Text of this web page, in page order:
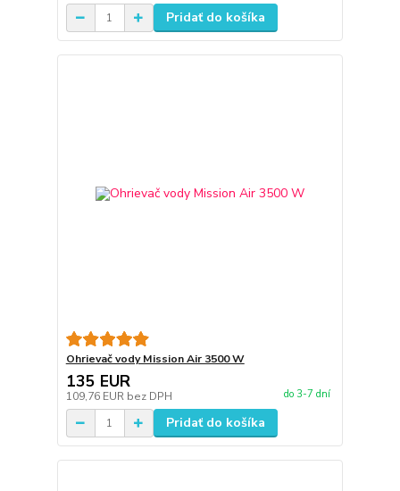
Pridať do košíka
Ohrievač vody Mission Air 3500 W
135 EUR
109,76 EUR bez DPH do 3-7 dní
Pridať do košíka